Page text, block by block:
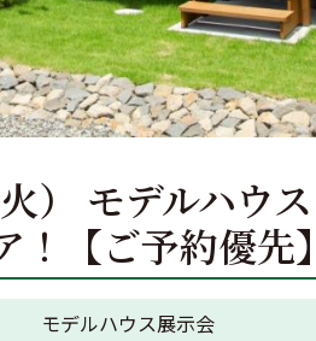
） モデルハウ
【ご予約優先】
モデルハウス展示会